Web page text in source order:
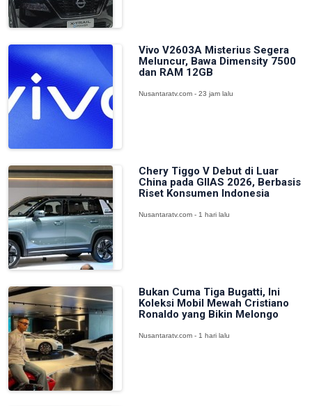
Vivo V2603A Misterius Segera
Meluncur, Bawa Dimensity 7500
dan RAM 12GB
Nusantaratv.com - 23 jam lalu
Chery Tiggo V Debut di Luar
China pada GIIAS 2026, Berbasis
Riset Konsumen Indonesia
Nusantaratv.com - 1 hari lalu
Bukan Cuma Tiga Bugatti, Ini
Koleksi Mobil Mewah Cristiano
Ronaldo yang Bikin Melongo
Nusantaratv.com - 1 hari lalu